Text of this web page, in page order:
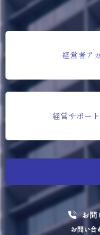
お問
お問い合
経営者ア
経営サポー